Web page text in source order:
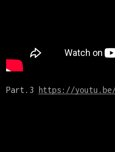
Part.3 https://youtu.be/